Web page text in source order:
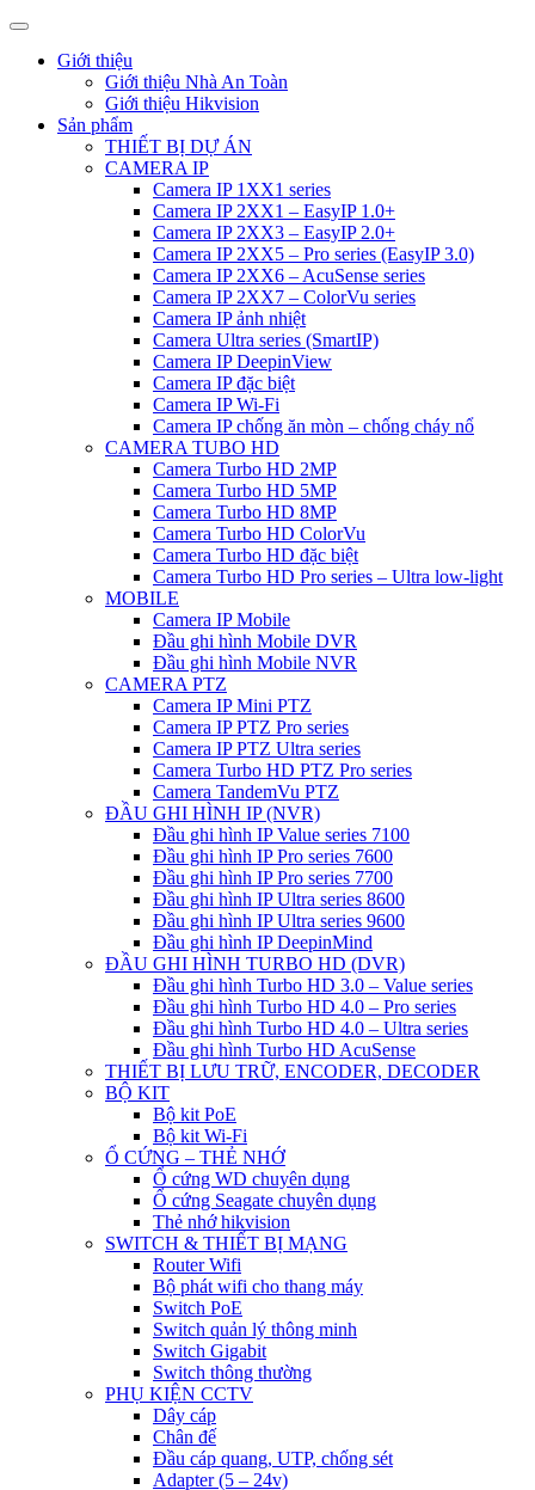
Giới thiệu
Giới thiệu Nhà An Toàn
Giới thiệu Hikvision
Sản phẩm
THIẾT BỊ DỰ ÁN
CAMERA IP
Camera IP 1XX1 series
Camera IP 2XX1 – EasyIP 1.0+
Camera IP 2XX3 – EasyIP 2.0+
Camera IP 2XX5 – Pro series (EasyIP 3.0)
Camera IP 2XX6 – AcuSense series
Camera IP 2XX7 – ColorVu series
Camera IP ảnh nhiệt
Camera Ultra series (SmartIP)
Camera IP DeepinView
Camera IP đặc biệt
Camera IP Wi-Fi
Camera IP chống ăn mòn – chống cháy nổ
CAMERA TUBO HD
Camera Turbo HD 2MP
Camera Turbo HD 5MP
Camera Turbo HD 8MP
Camera Turbo HD ColorVu
Camera Turbo HD đặc biệt
Camera Turbo HD Pro series – Ultra low-light
MOBILE
Camera IP Mobile
Đầu ghi hình Mobile DVR
Đầu ghi hình Mobile NVR
CAMERA PTZ
Camera IP Mini PTZ
Camera IP PTZ Pro series
Camera IP PTZ Ultra series
Camera Turbo HD PTZ Pro series
Camera TandemVu PTZ
ĐẦU GHI HÌNH IP (NVR)
Đầu ghi hình IP Value series 7100
Đầu ghi hình IP Pro series 7600
Đầu ghi hình IP Pro series 7700
Đầu ghi hình IP Ultra series 8600
Đầu ghi hình IP Ultra series 9600
Đầu ghi hình IP DeepinMind
ĐẦU GHI HÌNH TURBO HD (DVR)
Đầu ghi hình Turbo HD 3.0 – Value series
Đầu ghi hình Turbo HD 4.0 – Pro series
Đầu ghi hình Turbo HD 4.0 – Ultra series
Đầu ghi hình Turbo HD AcuSense
THIẾT BỊ LƯU TRỮ, ENCODER, DECODER
BỘ KIT
Bộ kit PoE
Bộ kit Wi-Fi
Ổ CỨNG – THẺ NHỚ
Ổ cứng WD chuyên dụng
Ổ cứng Seagate chuyên dụng
Thẻ nhớ hikvision
SWITCH & THIẾT BỊ MẠNG
Router Wifi
Bộ phát wifi cho thang máy
Switch PoE
Switch quản lý thông minh
Switch Gigabit
Switch thông thường
PHỤ KIỆN CCTV
Dây cáp
Chân đế
Đầu cáp quang, UTP, chống sét
Adapter (5 – 24v)